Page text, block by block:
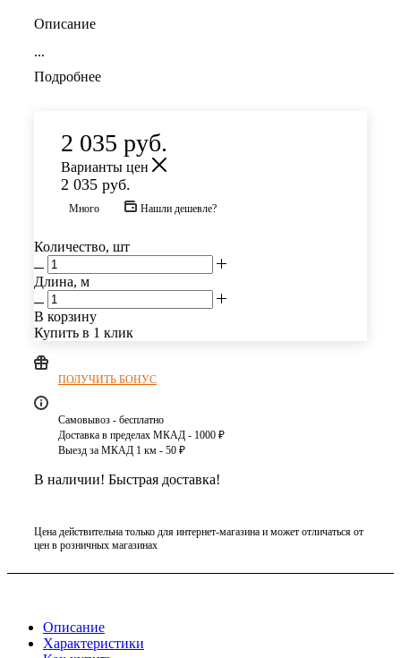
Описание
...
Подробнее
2 035 руб.
Варианты цен
2 035 руб.
Много Нашли дешевле?
Количество, шт
Длина, м
В корзину
Купить в 1 клик
ПОЛУЧИТЬ БОНУС
Самовывоз - бесплатно
Доставка в пределах МКАД - 1000 ₽
Выезд за МКАД 1 км - 50 ₽
В наличии! Быстрая доставка!
Цена действительна только для интернет-магазина и может отличаться от
цен в розничных магазинах
Описание
Характеристики